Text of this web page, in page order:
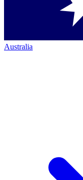
Australia